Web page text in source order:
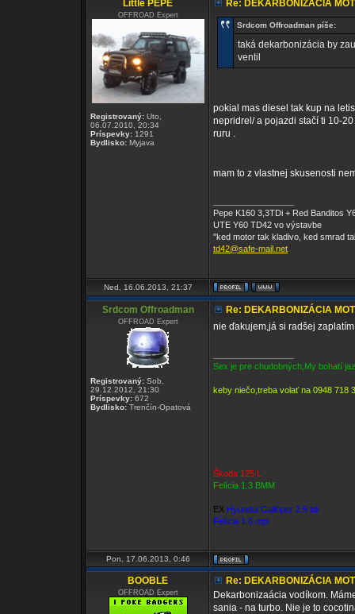
Little PEPE
OFFROAD Expert
Registrovaný: Uto,
06.07.2010, 20:34
Príspevky: 1291
Bydlisko: Myjava
Re: DEKARBONIZÁCIA
Srdcom Offroadman píše:
taká dekarbonizácia by
ventil
pokial mas diesel tak kup na
nepridrel/ a pojazdi stačí ti 10-
ruru .
mam to z vlastnej skusenosti
Pepe K160 3,3TDi + Red Banditos
UTE Y60 TD42 vo výstavbe
"ked motor tak kladivo, ked smrad
td42@safe-mail.net
Ned, 16.06.2013, 21:37
Srdcom Offroadman
OFFROAD Expert
Registrovaný: Sob,
29.12.2012, 21:30
Príspevky: 672
Bydlisko: Trenčín-Opatová
Re: DEKARBONIZÁCIA
nie ďakujem,já si radšej
Sex je pre chudobných,My bohatí
keby niečo,treba volať na 0948 718
Škoda 125 L
Felícia 1.3 BMM
EX Hyundai Galloper 2.5 tdi
Felícia 1.6 mpi
Pon, 17.06.2013, 0:46
BOOBLE
OFFROAD Expert
Re: DEKARBONIZÁCIA
Dekarbonizaácia vodíkom.
sania - na turbo. Nie je to